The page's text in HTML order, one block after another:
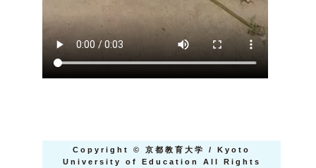
Copyright ©
京都教育大学 / Kyoto
University of Education All Rights